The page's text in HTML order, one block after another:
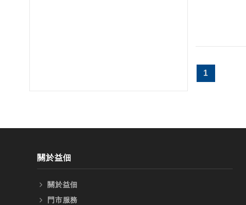
1
關於益佃
關於益佃
門市服務